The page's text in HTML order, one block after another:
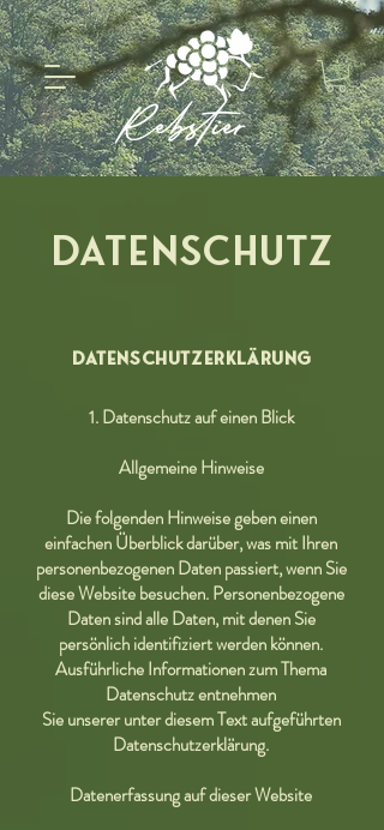
DATENSCHUTZ
DATENSCHUTZERKLÄRUNG
1. Datenschutz auf einen Blick
Allgemeine Hinweise
Die folgenden Hinweise geben einen
einfachen Überblick darüber, was mit Ihren
personenbezogenen Daten passiert, wenn Sie
diese Website besuchen. Personenbezogene
Daten sind alle Daten, mit denen Sie
persönlich identifiziert werden können.
Ausführliche Informationen zum Thema
Datenschutz entnehmen
Sie unserer unter diesem Text aufgeführten
Datenschutzerklärung.
Datenerfassung auf dieser Website